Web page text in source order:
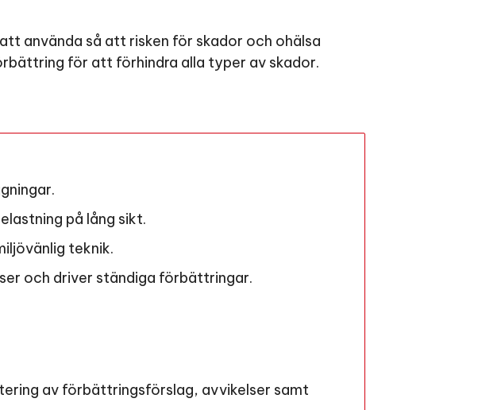
använda så att risken för skador och ohälsa
för att förhindra alla typer av skador.
på lång sikt.
teknik.
och driver ständiga förbättringar.
av förbättringsförslag, avvikelser samt